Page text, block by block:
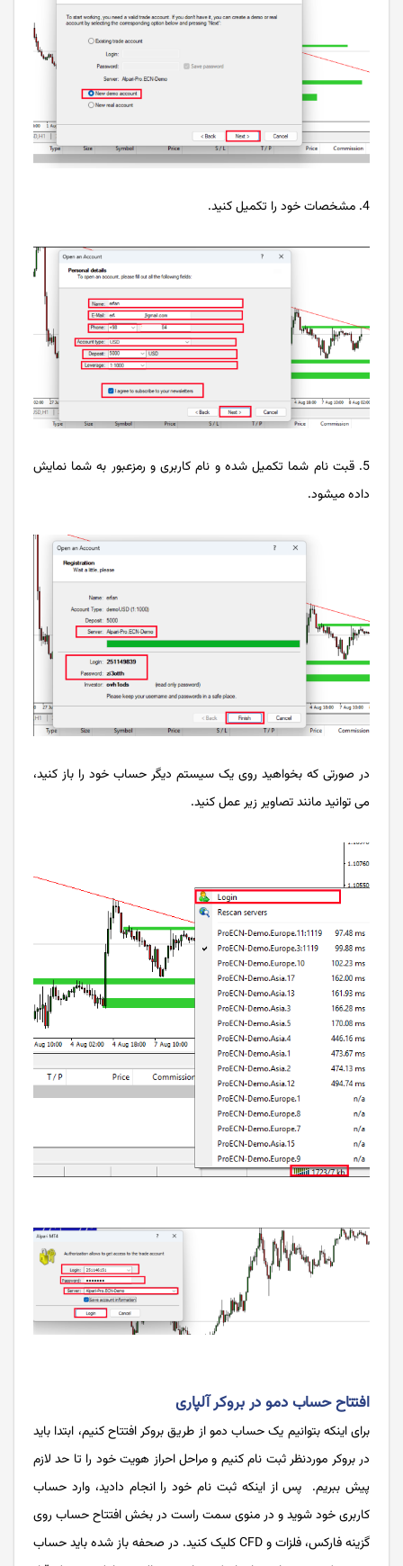
4. مشخصات خود را تکمیل کنید.
5. قبت نام شما تکمیل شده و نام کاربری و رمزعبور به شما نمایش
داده میشود.
در صورتی که بخواهید روی یک سیستم دیگر حساب خود را باز کنید،
می توانید مانند تصاویر زیر عمل کنید.
افتتاح حساب دمو در بروکر آلپاری
برای اینکه بتوانیم یک حساب دمو از طریق بروکر افتتاح کنیم، ابتدا باید
در بروکر موردنظر ثبت نام کنیم و مراحل احراز هویت خود را تا حد لازم
پیش ببریم. پس از اینکه ثبت نام خود را انجام دادید، وارد حساب
کاربری خود شوید و در منوی سمت راست در بخش افتتاح حساب روی
گزینه فارکس، فلزات و CFD کلیک کنید. در صحفه باز شده باید حساب